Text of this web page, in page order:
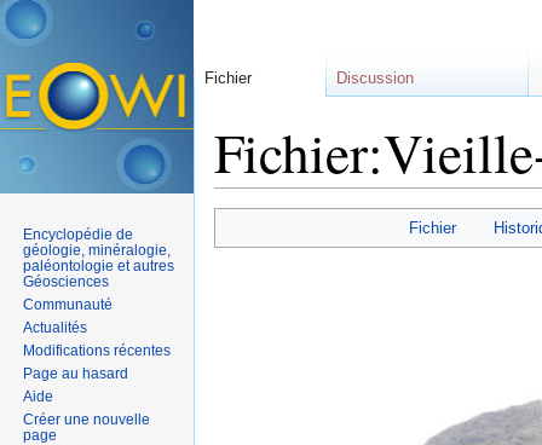
Fichier
Fichier Discussion
Encyclopédie de
géologie, minéralogie,
paléontologie et autres
Géosciences
Communauté
Actualités
Modifications récentes
Page au hasard
Aide
Créer une nouvelle
page